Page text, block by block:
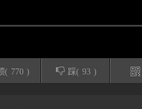
顶( 770 )  踩( 93 ) 